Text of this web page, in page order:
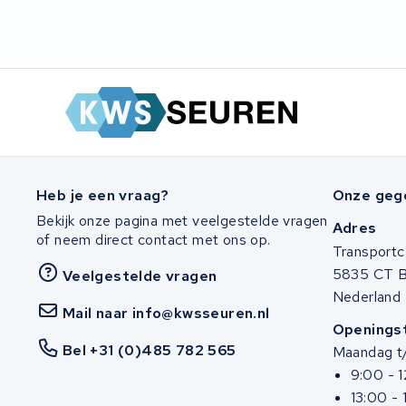
Onebot
Brinckers
Continental
Miku max
Marin Bikes
Heb je een vraag?
Bekijk onze pagina met veelgestelde vragen
of neem direct contact met ons op.
Veelgestelde vragen
Mail naar info@kwsseuren.nl
Bel +31 (0)485 782 565
Onze
Adres
5835 CT
Nederland
Maandag
9:00 -
13:00 -